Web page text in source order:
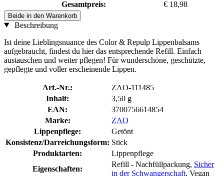
Gesamtpreis:
€ 18,98
Beide in den Warenkorb
Beschreibung
Ist deine Lieblingsnuance des Color & Repulp Lippenbalsams
aufgebraucht, findest du hier das entsprechende Refill. Einfach
austauschen und weiter pflegen! Für wunderschöne, geschützte,
gepflegte und voller erscheinende Lippen.
Art.-Nr.:
ZAO-111485
Inhalt:
3,50 g
EAN:
3700756614854
Marke:
ZAO
Lippenpflege:
Getönt
Konsistenz/Darreichungsform: Stick
Produktarten:
Lippenpflege
Eigenschaften:
Refill - Nachfüllpackung, Sicher
in der Schwangerschaft, Vegan